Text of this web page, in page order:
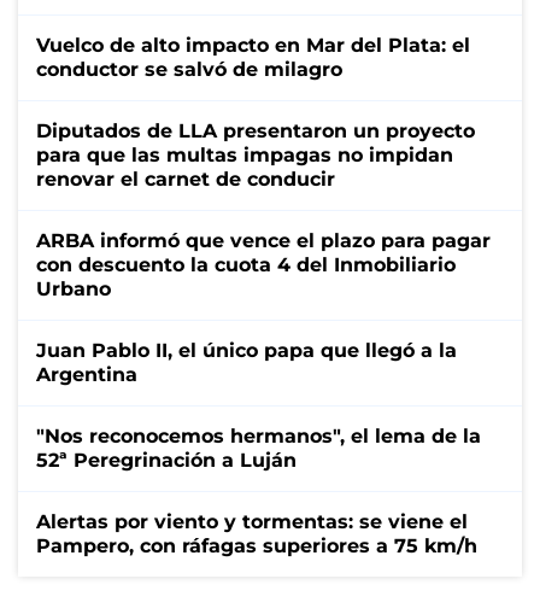
Vuelco de alto impacto en Mar del Plata: el
conductor se salvó de milagro
Diputados de LLA presentaron un proyecto
para que las multas impagas no impidan
renovar el carnet de conducir
ARBA informó que vence el plazo para pagar
con descuento la cuota 4 del Inmobiliario
Urbano
Juan Pablo II, el único papa que llegó a la
Argentina
"Nos reconocemos hermanos", el lema de la
52ª Peregrinación a Luján
Alertas por viento y tormentas: se viene el
Pampero, con ráfagas superiores a 75 km/h